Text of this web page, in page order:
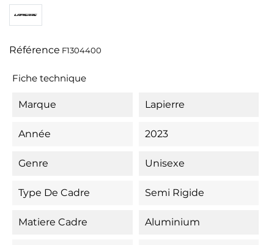
Référence F1304400
Fiche technique
Marque Lapierre
Année 2023
Genre Unisexe
Type De Cadre Semi Rigide
Matiere Cadre Aluminium